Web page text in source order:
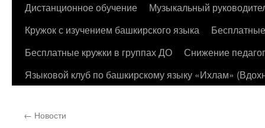
Дистанционное обучение
Музыкальный
Кружок с изучением башкирского языка
Бесплатные кружки в группах ДО
Снижение
Языковой клуб по башкирскому языку «Ихлам»
← Новости